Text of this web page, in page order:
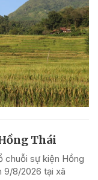
Thái
chuỗi sự kiện Hồng
9/8/2026 tại xã